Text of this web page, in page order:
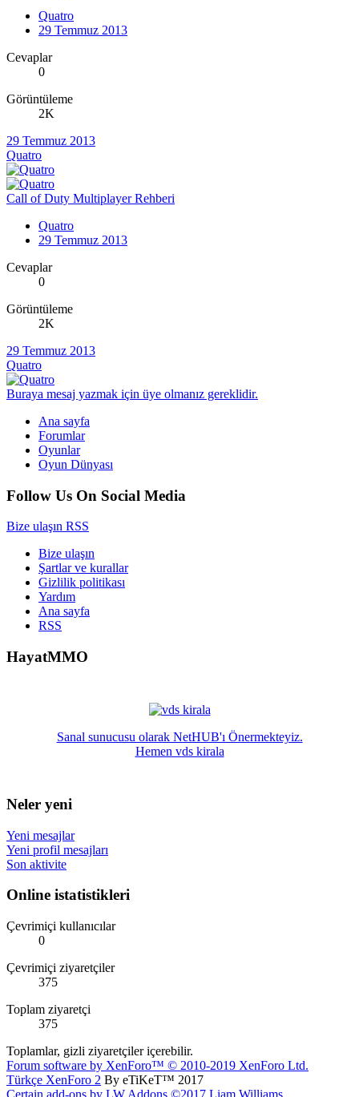
Quatro
29 Temmuz 2013
Cevaplar
0
Görüntüleme
2K
29 Temmuz 2013
Quatro
Call of Duty Multiplayer Rehberi
Quatro
29 Temmuz 2013
Cevaplar
0
Görüntüleme
2K
29 Temmuz 2013
Quatro
Buraya mesaj yazmak için üye olmanız gereklidir.
Ana sayfa
Forumlar
Oyunlar
Oyun Dünyası
Follow Us On Social Media
Bize ulaşın RSS
Bize ulaşın
Şartlar ve kurallar
Gizlilik politikası
Yardım
Ana sayfa
RSS
HayatMMO
Sanal sunucusu olarak NetHUB'ı Önermekteyiz.
Hemen vds kirala
Neler yeni
Yeni mesajlar
Yeni profil mesajları
Son aktivite
Online istatistikleri
Çevrimiçi kullanıcılar
0
Çevrimiçi ziyaretçiler
375
Toplam ziyaretçi
375
Toplamlar, gizli ziyaretçiler içerebilir.
Forum software by XenForo™ © 2010-2019 XenForo Ltd.
Türkçe XenForo 2 By eTiKeT™ 2017